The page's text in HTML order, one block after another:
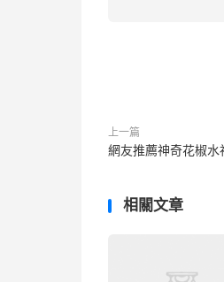
上一篇
網友推薦神奇花椒水
相關文章